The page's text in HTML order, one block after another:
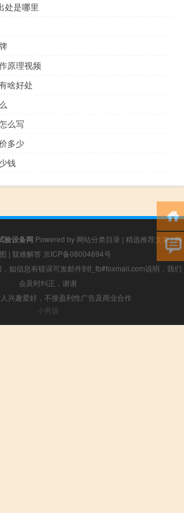
处是哪里
原理视频
啥好处
么写
多少
钱
验设备网 Powered by 网站分类目录 | 精选推荐文章|网
| 疑难解答 京ICP备08004694号
如信息有错误可发邮件到f_fb#foxmail.com说明，我们
会及时纠正，谢谢
兴趣爱好，不接盈利性广告及商业合作
小男孩